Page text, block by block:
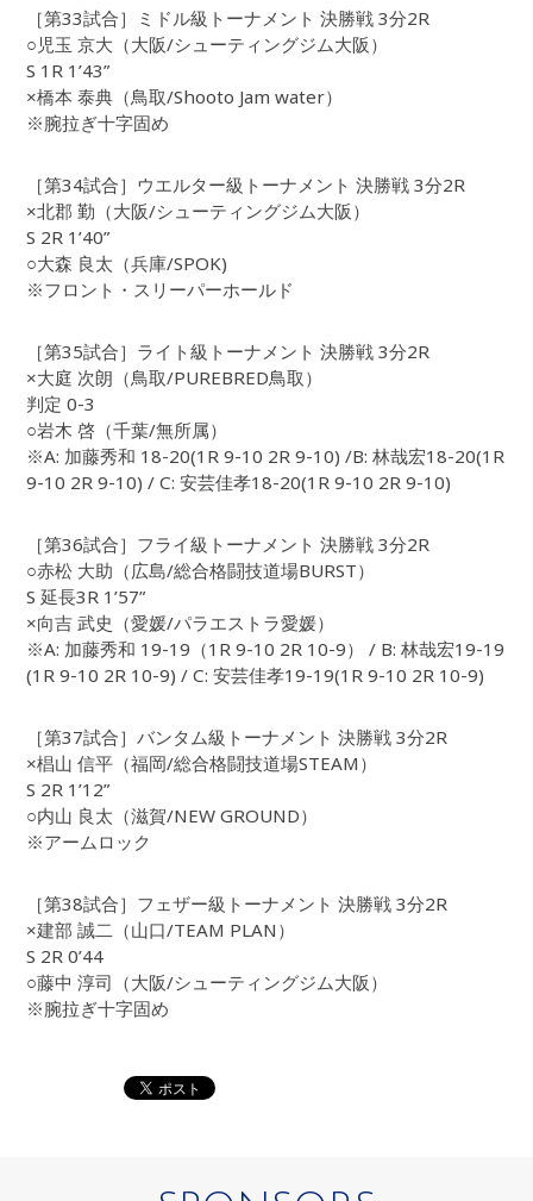
［第33試合］ミドル級トーナメント 決勝戦 3分2R
○児玉 京大（大阪/シューティングジム大阪）
S 1R 1’43”
×橋本 泰典（鳥取/Shooto Jam water）
※腕拉ぎ十字固め
［第34試合］ウエルター級トーナメント 決勝戦 3分2R
×北郡 勤（大阪/シューティングジム大阪）
S 2R 1’40”
○大森 良太（兵庫/SPOK)
※フロント・スリーパーホールド
［第35試合］ライト級トーナメント 決勝戦 3分2R
×大庭 次朗（鳥取/PUREBRED鳥取）
判定 0-3
○岩木 啓（千葉/無所属）
※A: 加藤秀和 18-20(1R 9-10 2R 9-10) /B: 林哉宏18-20(1R
9-10 2R 9-10) / C: 安芸佳孝18-20(1R 9-10 2R 9-10)
［第36試合］フライ級トーナメント 決勝戦 3分2R
○赤松 大助（広島/総合格闘技道場BURST）
S 延長3R 1’57”
×向吉 武史（愛媛/パラエストラ愛媛）
※A: 加藤秀和 19-19（1R 9-10 2R 10-9） / B: 林哉宏19-19
(1R 9-10 2R 10-9) / C: 安芸佳孝19-19(1R 9-10 2R 10-9)
［第37試合］バンタム級トーナメント 決勝戦 3分2R
×椙山 信平（福岡/総合格闘技道場STEAM）
S 2R 1’12”
○内山 良太（滋賀/NEW GROUND）
※アームロック
［第38試合］フェザー級トーナメント 決勝戦 3分2R
×建部 誠二（山口/TEAM PLAN）
S 2R 0’44
○藤中 淳司（大阪/シューティングジム大阪）
※腕拉ぎ十字固め